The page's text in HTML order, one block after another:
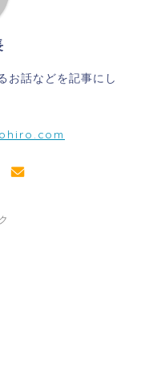
お話などを記事にし